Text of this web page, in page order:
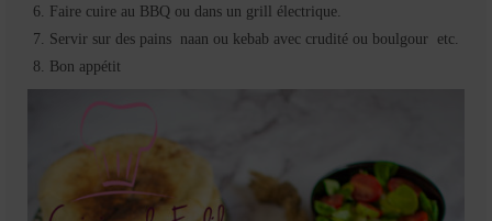
Faire cuire au BBQ ou dans un grill électrique.
Servir sur des pains naan ou kebab avec crudité ou boulgour etc.
Bon appétit